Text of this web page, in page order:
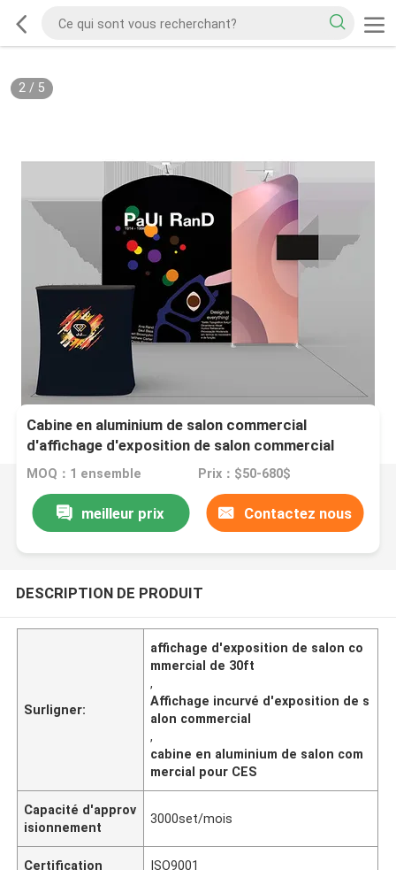
2/ 5
Cabine en aluminium de salon commercial
d'affichage d'exposition de salon commercial
incurvée par 30ft pour CES
MOQ：1 ensemble Prix：$50-680$
meilleur prix Contactez nous
DESCRIPTION DE PRODUIT
Surligner:
affichage d'exposition de salon co
mmercial de 30ft
,
Affichage incurvé d'exposition de s
alon commercial
,
cabine en aluminium de salon com
mercial pour CES
Capacité d'approv
isionnement
3000set/mois
Certification ISO9001